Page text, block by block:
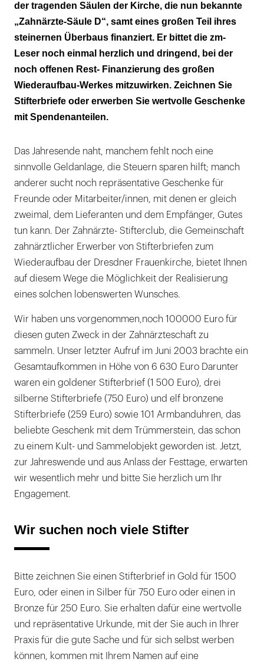
der tragenden Säulen der Kirche, die nun bekannte
„Zahnärzte-Säule D“, samt eines großen Teil ihres
steinernen Überbaus finanziert. Er bittet die zm-
Leser noch einmal herzlich und dringend, bei der
noch offenen Rest- Finanzierung des großen
Wiederaufbau-Werkes mitzuwirken. Zeichnen Sie
Stifterbriefe oder erwerben Sie wertvolle Geschenke
mit Spendenanteilen.
Das Jahresende naht, manchem fehlt noch eine
sinnvolle Geldanlage, die Steuern sparen hilft; manch
anderer sucht noch repräsentative Geschenke für
Freunde oder Mitarbeiter/innen, mit denen er gleich
zweimal, dem Lieferanten und dem Empfänger, Gutes
tun kann. Der Zahnärzte- Stifterclub, die Gemeinschaft
zahnärztlicher Erwerber von Stifterbriefen zum
Wiederaufbau der Dresdner Frauenkirche, bietet Ihnen
auf diesem Wege die Möglichkeit der Realisierung
eines solchen lobenswerten Wunsches.
Wir haben uns vorgenommen,noch 100000 Euro für
diesen guten Zweck in der Zahnärzteschaft zu
sammeln. Unser letzter Aufruf im Juni 2003 brachte ein
Gesamtaufkommen in Höhe von 6 630 Euro Darunter
waren ein goldener Stifterbrief (1 500 Euro), drei
silberne Stifterbriefe (750 Euro) und elf bronzene
Stifterbriefe (259 Euro) sowie 101 Armbanduhren, das
beliebte Geschenk mit dem Trümmerstein, das schon
zu einem Kult- und Sammelobjekt geworden ist. Jetzt,
zur Jahreswende und aus Anlass der Festtage, erwarten
wir wesentlich mehr und bitte Sie herzlich um Ihr
Engagement.
Wir suchen noch viele Stifter
Bitte zeichnen Sie einen Stifterbrief in Gold für 1500
Euro, oder einen in Silber für 750 Euro oder einen in
Bronze für 250 Euro. Sie erhalten dafür eine wertvolle
und repräsentative Urkunde, mit der Sie auch in Ihrer
Praxis für die gute Sache und für sich selbst werben
können, kommen mit Ihrem Namen auf eine